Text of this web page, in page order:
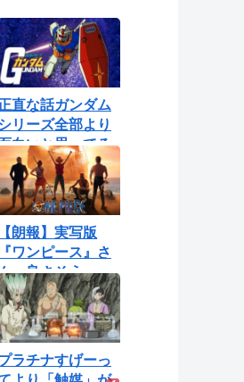
直な話ガンダム
リーズ全部より
白いと思ってる
ロボットアニ...
【朗報】実写版
『ワンピース』さ
、良さそう
Netflix】
ラチナすげーっ